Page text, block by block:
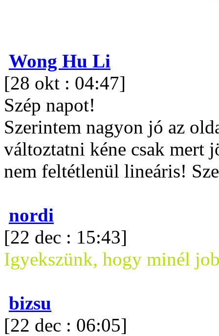
Wong Hu Li
[28 okt : 04:47]
Szép napot!
Szerintem nagyon jó az
változtatni kéne csak mert
nem feltétlenül lineáris!
nordi
[22 dec : 15:43]
Igyekszünk, hogy minél
bizsu
[22 dec : 06:05]